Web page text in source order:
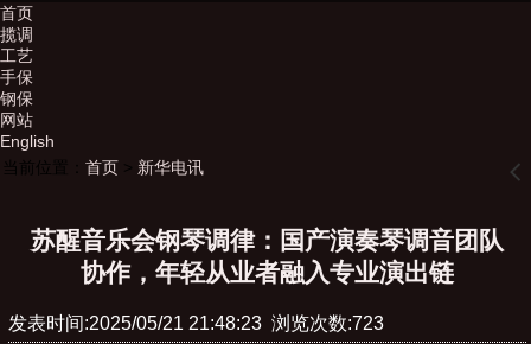
首页
揽调
工艺
手保
钢保
网站
English
当前位置： 首页> 新华电讯 󰊒
苏醒音乐会钢琴调律：国产演奏琴调音团队
协作，年轻从业者融入专业演出链
发表时间:2025/05/21 21:48:23 浏览次数:723